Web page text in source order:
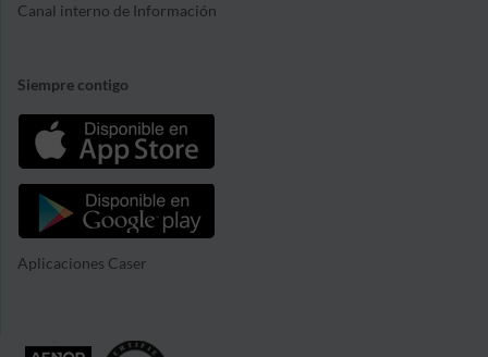
Canal interno de Información
Siempre contigo
Aplicaciones Caser